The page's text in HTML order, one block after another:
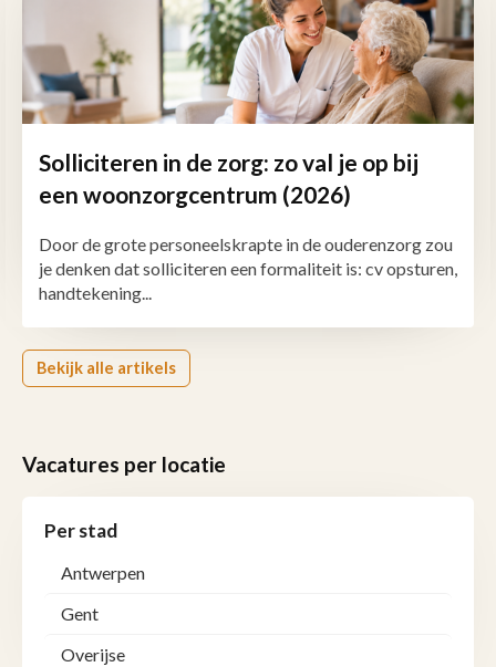
Solliciteren in de zorg: zo val je op bij
een woonzorgcentrum (2026)
Door de grote personeelskrapte in de ouderenzorg zou
je denken dat solliciteren een formaliteit is: cv opsturen,
handtekening...
Bekijk alle artikels
Vacatures per locatie
Per stad
Antwerpen
Gent
Overijse